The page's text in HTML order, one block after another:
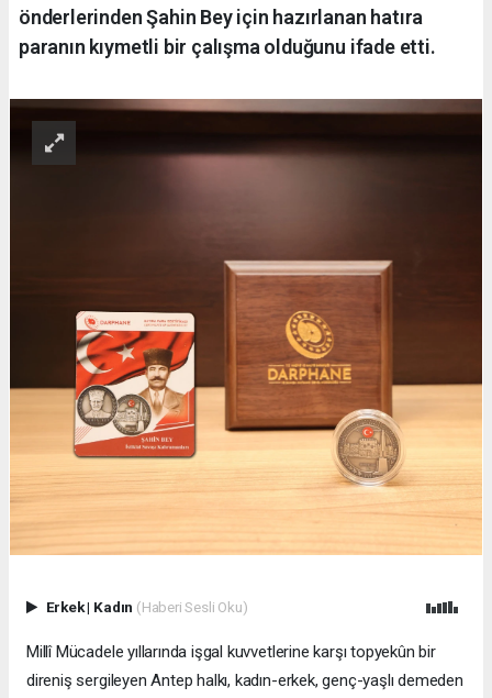
önderlerinden Şahin Bey için hazırlanan hatıra
paranın kıymetli bir çalışma olduğunu ifade etti.
Erkek| Kadın (Haberi Sesli Oku)
Millî Mücadele yıllarında işgal kuvvetlerine karşı topyekûn bir
direniş sergileyen Antep halkı, kadın-erkek, genç-yaşlı demeden